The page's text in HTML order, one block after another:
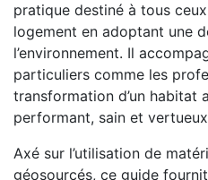
pratique destiné à tous
logement en adoptant une
l’environnement. Il
particuliers comme les
transformation d’un habitat
performant, sain et
Axé sur l’utilisation de
géosourcés, ce guide